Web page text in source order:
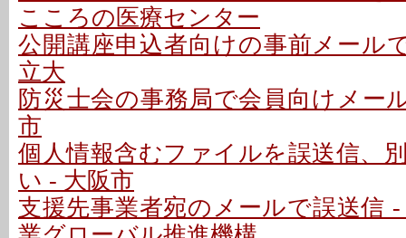
こころの医療センター
公開講座申込者向けの事前メール
立大
防災士会の事務局で会員向けメー
市
個人情報含むファイルを誤送信、
い - 大阪市
支援先事業者宛のメールで誤送信